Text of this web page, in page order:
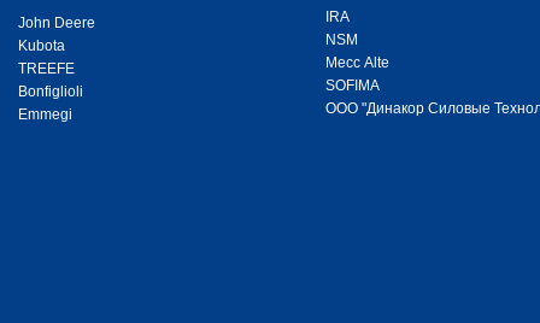
John Deere
Kubota
TREEFE
Bonfiglioli
Emmegi
IRA
NSM
Месс Alte
SOFIMA
ООО "Динакор Силовые